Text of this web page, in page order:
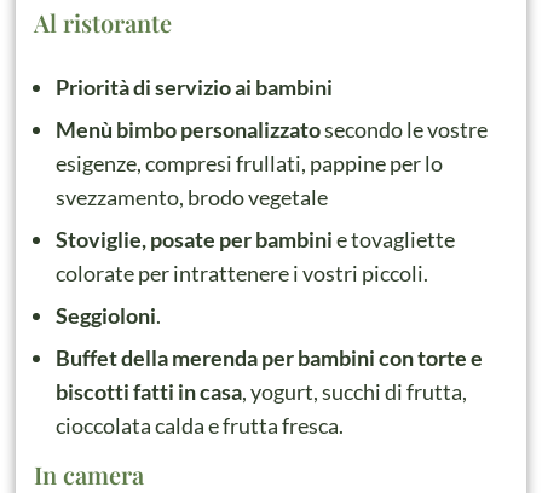
Al ristorante
Priorità di servizio ai bambini
Menù bimbo personalizzatosecondo le vostre
esigenze, compresi frullati, pappine per lo
svezzamento, brodo vegetale
Stoviglie, posate per bambinie tovagliette
colorate per intrattenere i vostri piccoli.
Seggioloni.
Buffet della merenda per bambini con torte e
biscotti fatti in casa, yogurt, succhi di frutta,
cioccolata calda e frutta fresca.
In camera